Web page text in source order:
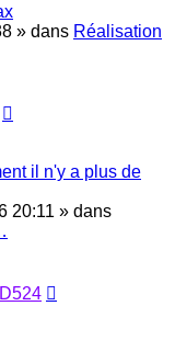
» dans Réalisation
il n'y a plus de
20:11 » dans